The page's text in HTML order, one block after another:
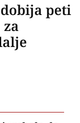
peti